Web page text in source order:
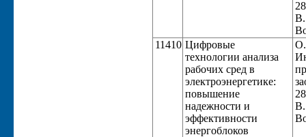
11410 Цифровые
технологии анализа
рабочих сред в
электроэнергетике:
повышение
надежности и
эффективности
энергоблоков